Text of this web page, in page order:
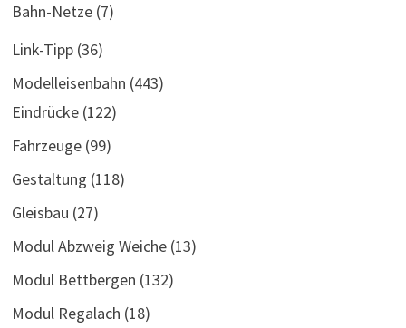
Bahn-Netze(7)
Link-Tipp(36)
Modelleisenbahn (443)
Eindrücke(122)
Fahrzeuge(99)
Gestaltung (118)
Gleisbau (27)
Modul Abzweig Weiche(13)
Modul Bettbergen (132)
Modul Regalach (18)